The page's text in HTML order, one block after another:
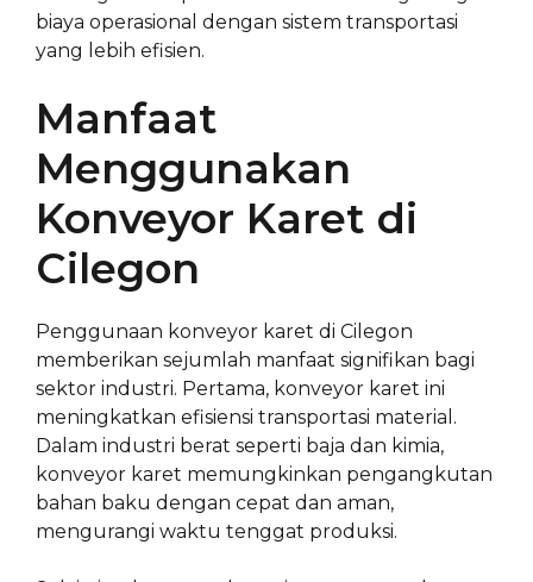
biaya operasional dengan sistem transportasi
yang lebih efisien.
Manfaat
Menggunakan
Konveyor Karet di
Cilegon
Penggunaan konveyor karet di Cilegon
memberikan sejumlah manfaat signifikan bagi
sektor industri. Pertama, konveyor karet ini
meningkatkan efisiensi transportasi material.
Dalam industri berat seperti baja dan kimia,
konveyor karet memungkinkan pengangkutan
bahan baku dengan cepat dan aman,
mengurangi waktu tenggat produksi.